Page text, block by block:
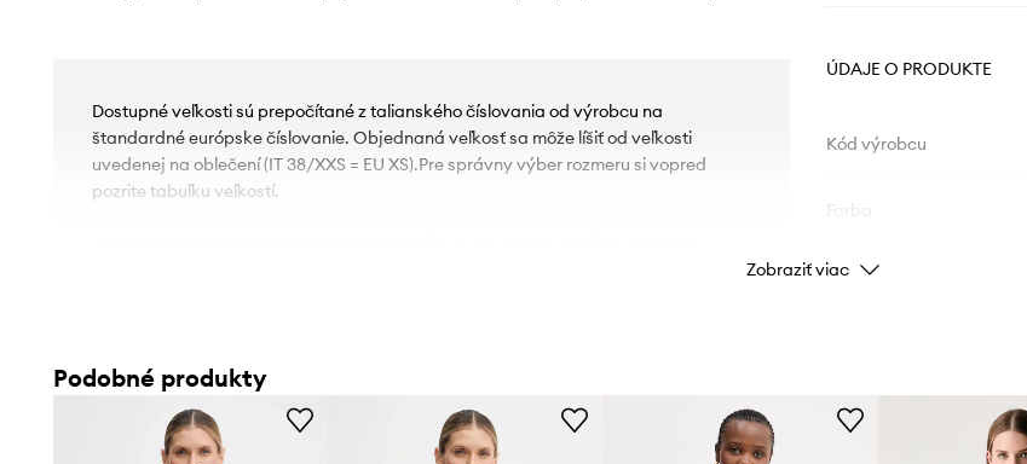
Dostupné veľkosti sú prepočítané z talianského číslovania od výrobcu na
štandardné európske číslovanie. Objednaná veľkosť sa môže líšiť od veľkosti
uvedenej na oblečení (IT 38/XXS = EU XS).Pre správny výber rozmeru si vopred
pozrite tabuľku veľkostí.
prispôsobí postave, no prehnane ju nezvýrazňuje. Tento klasický a jednoduchý strih
- Dĺžka: 56 cm.
- Šírka v podpazuší: 41 cm.
- Veľkosti pre rozmer: S.
ÚDAJE O PRODUKTE
Kód výrobcu
Značka
ID produktu
Zobraziť viac
Podobné produkty